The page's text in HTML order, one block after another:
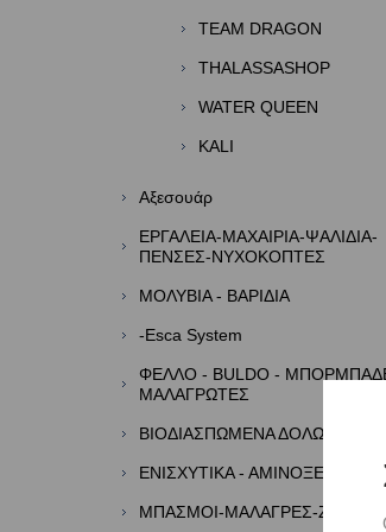
TEAM DRAGON
THALASSASHOP
WATER QUEEN
KALI
Αξεσουάρ
ΕΡΓΑΛΕΙΑ-ΜΑΧΑΙΡΙΑ-ΨΑΛΙΔΙΑ-
ΠΕΝΣΕΣ-ΝΥΧΟΚΟΠΤΕΣ
ΜΟΛΥΒΙΑ - ΒΑΡΙΔΙΑ
-Esca System
ΦΕΛΛΟ - BULDO -
ΜΑΛΑΓΡΩΤΕΣ
ΒΙΟΔΙΑΣΠΩΜΕΝΑ ΔΟΛΩΜΑΤΑ
ΕΝΙΣΧΥΤΙΚΑ - ΑΜΙΝΟΞΕΑ -
ΜΠΑΣΜΟΙ-ΜΑΛΑΓΡΕΣ-ΖΥΜΕΣ